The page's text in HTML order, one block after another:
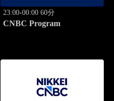
23:00-00:00 60分
CNBC Program